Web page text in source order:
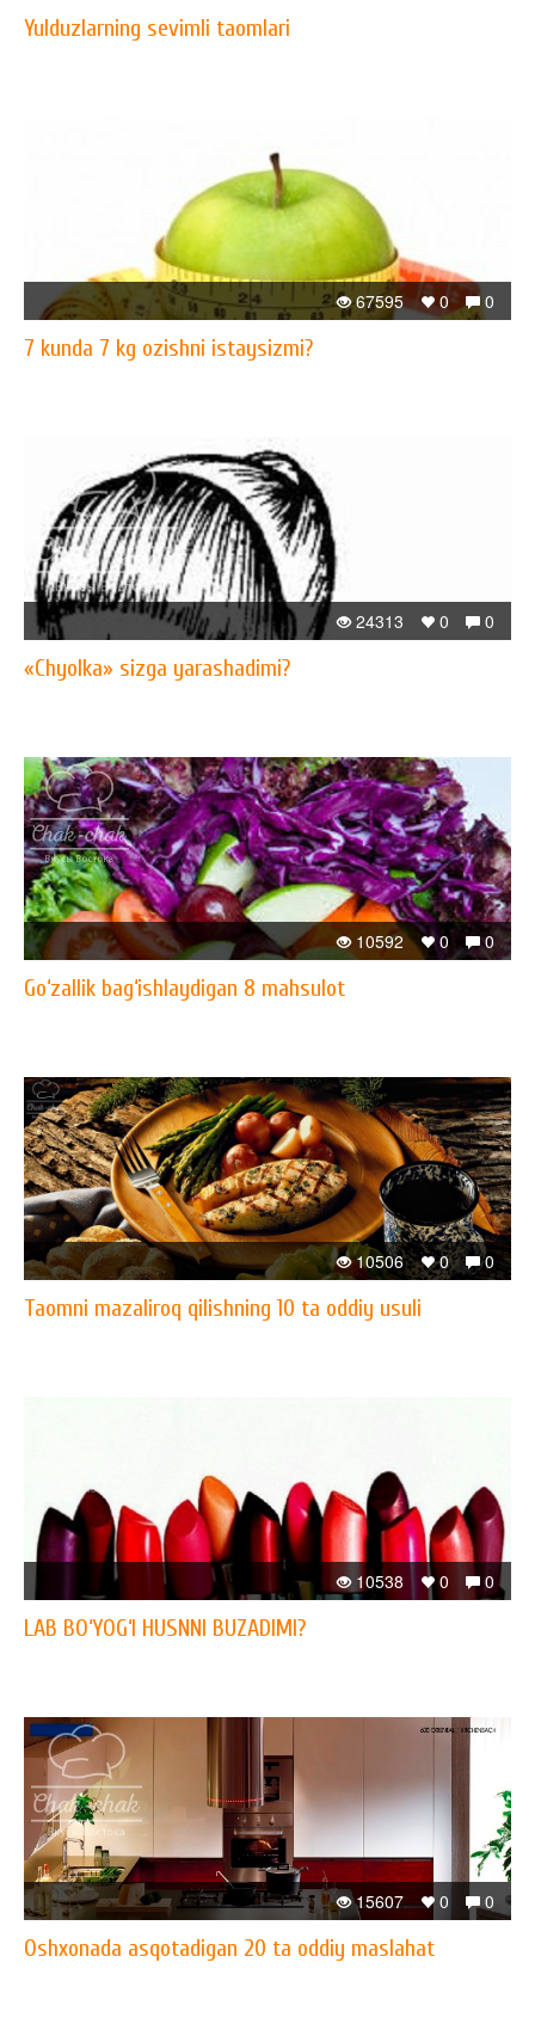
Yulduzlarning sevimli taomlari
0
0
67595
7 kunda 7 kg ozishni istaysizmi?
0
0
24313
«Chyolka» sizga yarashadimi?
0
0
10592
Go‘zallik bag‘ishlaydigan 8 mahsulot
0
0
10506
Taomni mazaliroq qilishning 10 ta oddiy usuli
0
0
10538
LAB BO‘YOG‘I HUSNNI BUZADIMI?
0
0
15607
Oshxonada asqotadigan 20 ta oddiy maslahat